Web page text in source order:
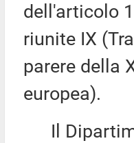
dell'articolo
riunite IX
parere della
europea).
Il